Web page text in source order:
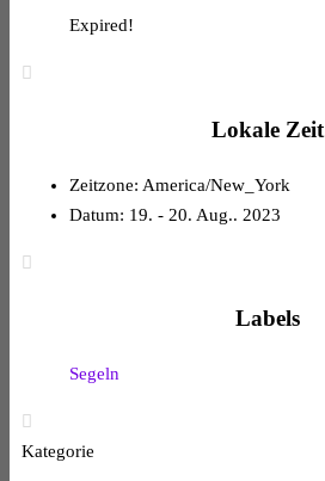
Expired!
Lokale Zeit
Zeitzone: America/New_York
Datum: 19. - 20. Aug.. 2023
Labels
Segeln
Kategorie